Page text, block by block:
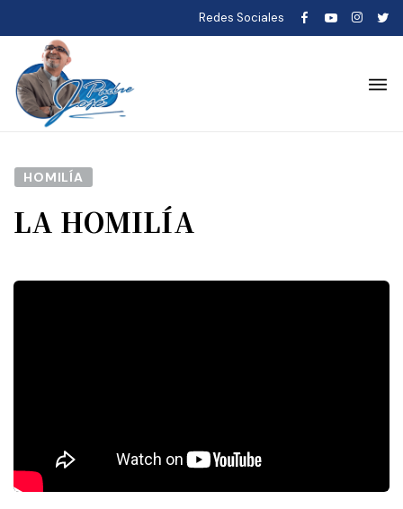
Redes Sociales
HOMILÍA
LA HOMILÍA